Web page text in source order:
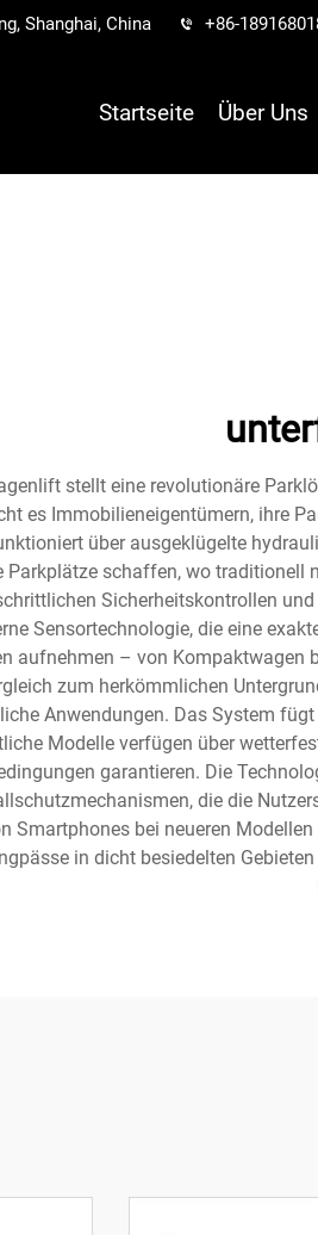
Shanghai, China +86-
Startseite Über Uns
stellt eine revolutionäre
es Immobilieneigentümern, ihre
über ausgeklügelte
Parkplätze schaffen, wo
Sicherheitskontrollen
Sensortechnologie, die eine
aufnehmen – von
zum herkömmlichen
Anwendungen. Das System
Modelle verfügen über
garantieren. Die
die die
Smartphones bei neueren
in dicht besiedelten